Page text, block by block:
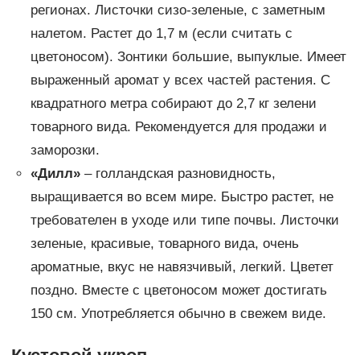
регионах. Листочки сизо-зеленые, с заметным
налетом. Растет до 1,7 м (если считать с
цветоносом). Зонтики большие, выпуклые. Имеет
выраженный аромат у всех частей растения. С
квадратного метра собирают до 2,7 кг зелени
товарного вида. Рекомендуется для продажи и
заморозки.
«Дилл»– голландская разновидность,
выращивается во всем мире. Быстро растет, не
требователен в уходе или типе почвы. Листочки
зеленые, красивые, товарного вида, очень
ароматные, вкус не навязчивый, легкий. Цветет
поздно. Вместе с цветоносом может достигать
150 см. Употребляется обычно в свежем виде.